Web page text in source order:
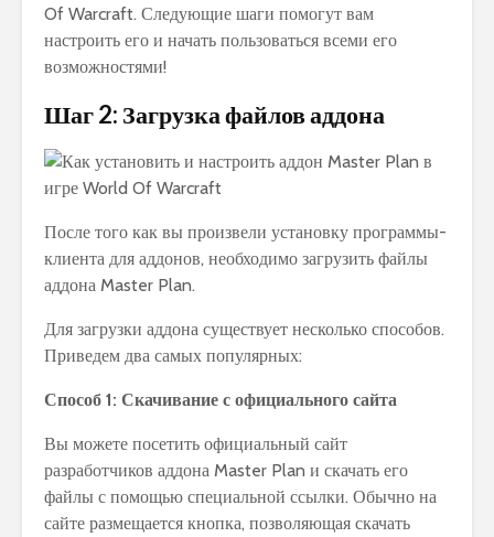
Of Warcraft. Следующие шаги помогут вам
настроить его и начать пользоваться всеми его
возможностями!
Шаг 2: Загрузка файлов аддона
После того как вы произвели установку программы-
клиента для аддонов, необходимо загрузить файлы
аддона Master Plan.
Для загрузки аддона существует несколько способов.
Приведем два самых популярных:
Способ 1: Скачивание с официального сайта
Вы можете посетить официальный сайт
разработчиков аддона Master Plan и скачать его
файлы с помощью специальной ссылки. Обычно на
сайте размещается кнопка, позволяющая скачать